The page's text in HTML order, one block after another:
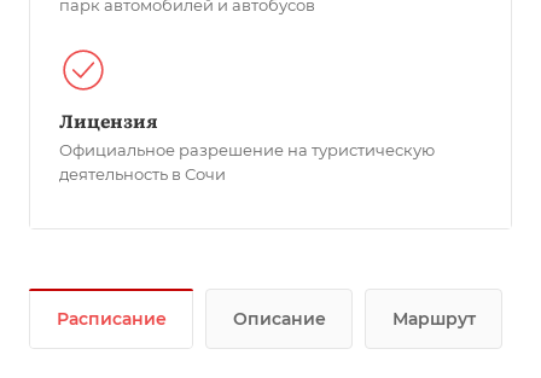
парк автомобилей и автобусов
Лицензия
Официальное разрешение на туристическую
деятельность в Сочи
Расписание Описание Маршрут